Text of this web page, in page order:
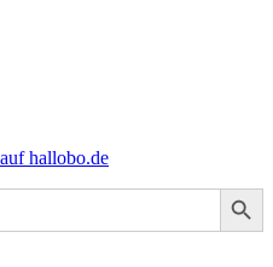
hallobo.de
Search Button